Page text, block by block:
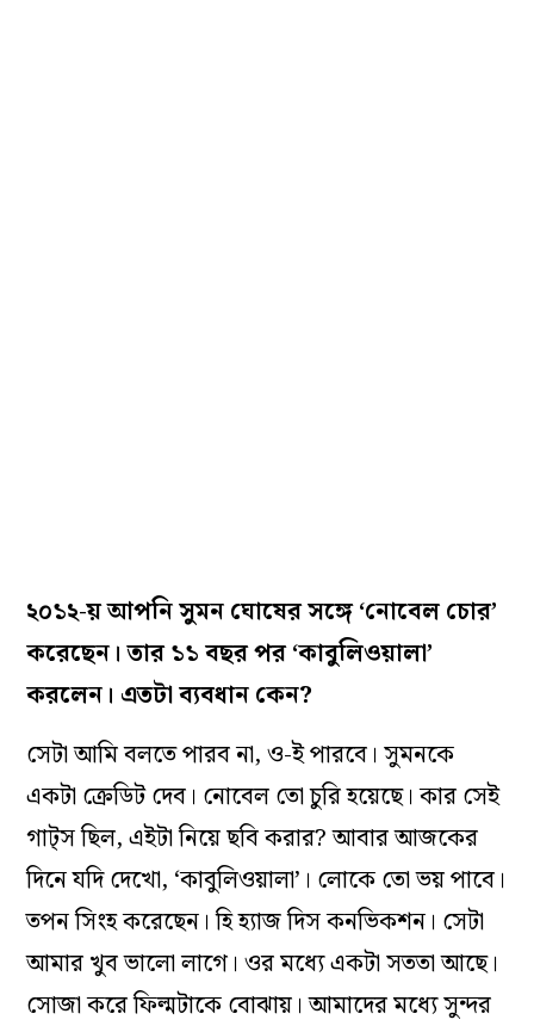
২০১২-য় আপনি সুমন ঘোষের সঙ্গে ‘নোবেল চোর’
করেছেন। তার ১১ বছর পর ‘কাবুলিওয়ালা’
করলেন। এতটা ব‌্যবধান কেন?
সেটা আমি বলতে পারব না, ও-ই পারবে। সুমনকে
একটা ক্রেডিট দেব। নোবেল তো চুরি হয়েছে। কার সেই
গাট্‌স ছিল, এইটা নিয়ে ছবি করার? আবার আজকের
দিনে যদি দেখো, ‘কাবুলিওয়ালা’। লোকে তো ভয় পাবে।
তপন সিংহ করেছেন। হি হ‌্যাজ দিস কনভিকশন। সেটা
আমার খুব ভালো লাগে। ওর মধ্যে একটা সততা আছে।
সোজা করে ফিল্মটাকে বোঝায়। আমাদের মধ্যে সুন্দর